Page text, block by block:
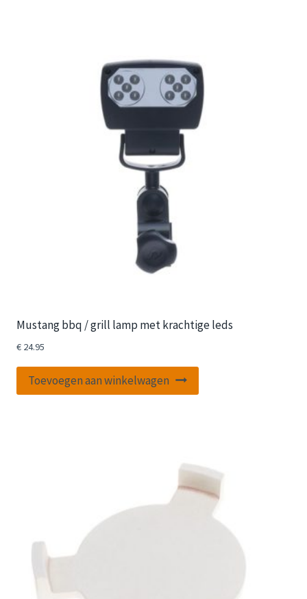
Mustang bbq / grill lamp met krachtige leds
€ 24.95
Toevoegen aan winkelwagen